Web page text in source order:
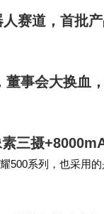
赛道，首批
事会大换血
三摄
系列，也采用
薄手机的市场表现